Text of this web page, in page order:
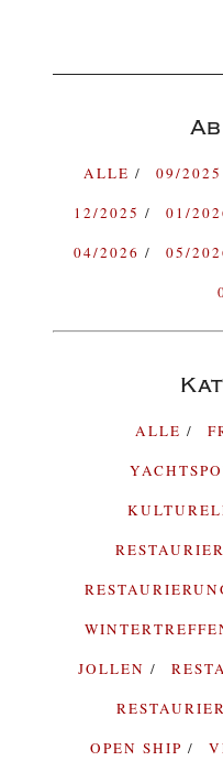
ALLE 09/2025
12/2025
01/
04/2026
05/
ALLE
JOLLEN
OPEN SHIP